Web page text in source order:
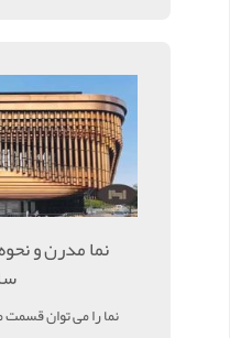
نما مدرن و
نما را می توان